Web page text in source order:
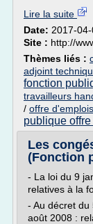
Lire la suite
Date: 2017-
Site : http://
Thèmes liés :
adjoint
fonction
travailleurs
/ offre
publique
Les
(Fonction
- La loi du 9
relatives à la
- Au décret
août 2008 :